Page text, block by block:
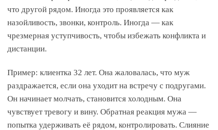
что другой рядом. Иногда это проявляется как
назойливость, звонки, контроль. Иногда — как
чрезмерная уступчивость, чтобы избежать конфликта и
дистанции.
Пример: клиентка 32 лет. Она жаловалась, что муж
раздражается, если она уходит на встречу с подругами.
Он начинает молчать, становится холодным. Она
чувствует тревогу и вину. Обратная реакция мужа —
попытка удерживать её рядом, контролировать. Слияние